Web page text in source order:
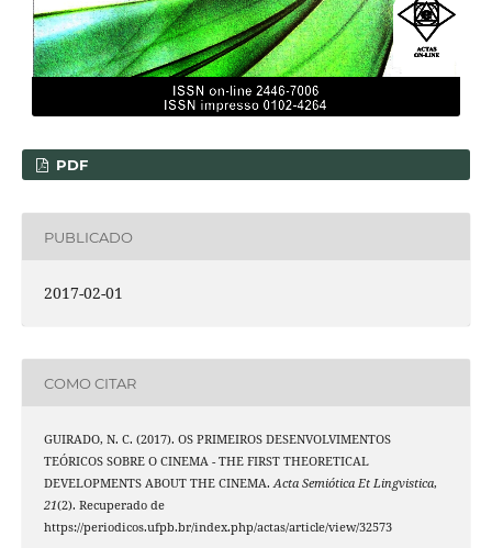
PDF
PUBLICADO
2017-02-01
COMO CITAR
GUIRADO, N. C. (2017). OS PRIMEIROS DESENVOLVIMENTOS
TEÓRICOS SOBRE O CINEMA - THE FIRST THEORETICAL
DEVELOPMENTS ABOUT THE CINEMA.Acta Semiótica Et Lingvistica,
21(2). Recuperado de
https://periodicos.ufpb.br/index.php/actas/article/view/32573